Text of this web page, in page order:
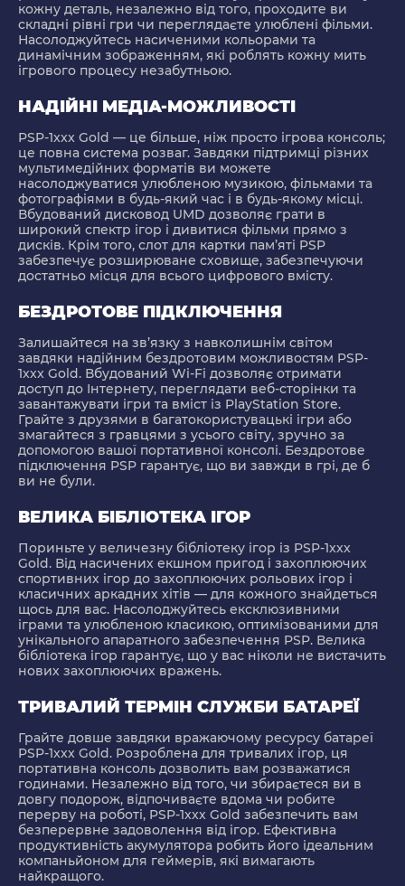
кожну деталь, незалежно від того, проходите ви
складні рівні гри чи переглядаєте улюблені фільми.
Насолоджуйтесь насиченими кольорами та
динамічним зображенням, які роблять кожну мить
ігрового процесу незабутньою.
НАДІЙНІ МЕДІА-МОЖЛИВОСТІ
PSP-1xxx Gold — це більше, ніж просто ігрова консоль;
це повна система розваг. Завдяки підтримці різних
мультимедійних форматів ви можете
насолоджуватися улюбленою музикою, фільмами та
фотографіями в будь-який час і в будь-якому місці.
Вбудований дисковод UMD дозволяє грати в
широкий спектр ігор і дивитися фільми прямо з
дисків. Крім того, слот для картки пам’яті PSP
забезпечує розширюване сховище, забезпечуючи
достатньо місця для всього цифрового вмісту.
БЕЗДРОТОВЕ ПІДКЛЮЧЕННЯ
Залишайтеся на зв’язку з навколишнім світом
завдяки надійним бездротовим можливостям PSP-
1xxx Gold. Вбудований Wi-Fi дозволяє отримати
доступ до Інтернету, переглядати веб-сторінки та
завантажувати ігри та вміст із PlayStation Store.
Грайте з друзями в багатокористувацькі ігри або
змагайтеся з гравцями з усього світу, зручно за
допомогою вашої портативної консолі. Бездротове
підключення PSP гарантує, що ви завжди в грі, де б
ви не були.
ВЕЛИКА БІБЛІОТЕКА ІГОР
Пориньте у величезну бібліотеку ігор із PSP-1xxx
Gold. Від насичених екшном пригод і захоплюючих
спортивних ігор до захоплюючих рольових ігор і
класичних аркадних хітів — для кожного знайдеться
щось для вас. Насолоджуйтесь ексклюзивними
іграми та улюбленою класикою, оптимізованими для
унікального апаратного забезпечення PSP. Велика
бібліотека ігор гарантує, що у вас ніколи не вистачить
нових захоплюючих вражень.
ТРИВАЛИЙ ТЕРМІН СЛУЖБИ БАТАРЕЇ
Грайте довше завдяки вражаючому ресурсу батареї
PSP-1xxx Gold. Розроблена для тривалих ігор, ця
портативна консоль дозволить вам розважатися
годинами. Незалежно від того, чи збираєтеся ви в
довгу подорож, відпочиваєте вдома чи робите
перерву на роботі, PSP-1xxx Gold забезпечить вам
безперервне задоволення від ігор. Ефективна
продуктивність акумулятора робить його ідеальним
компаньйоном для геймерів, які вимагають
найкращого.